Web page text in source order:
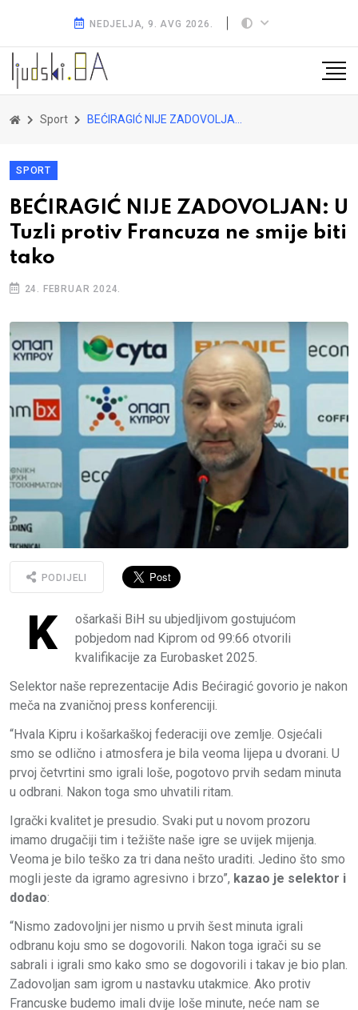
NEDJELJA, 9. AVG 2026.
Sport BEĆIRAGIĆ NIJE ZADOVOLJAN: U Tuzli protiv Francuza ne smije biti tako
SPORT
BEĆIRAGIĆ NIJE ZADOVOLJAN: U
Tuzli protiv Francuza ne smije biti
tako
24. FEBRUAR 2024.
PODIJELI
K
ošarkaši BiH su ubjedljivom gostujućom
pobjedom nad Kiprom od 99:66 otvorili
kvalifikacije za Eurobasket 2025.
Selektor naše reprezentacije Adis Bećiragić govorio je nakon
meča na zvaničnoj press konferenciji.
“Hvala Kipru i košarkaškoj federaciji ove zemlje. Osjećali
smo se odlično i atmosfera je bila veoma lijepa u dvorani. U
prvoj četvrtini smo igrali loše, pogotovo prvih sedam minuta
u odbrani. Nakon toga smo uhvatili ritam.
Igrački kvalitet je presudio. Svaki put u novom prozoru
imamo drugačiji tim i težište naše igre se uvijek mijenja.
Veoma je bilo teško za tri dana nešto uraditi. Jedino što smo
mogli jeste da igramo agresivno i brzo”, kazao je selektor i
dodao:
“Nismo zadovoljni jer nismo u prvih šest minuta igrali
odbranu koju smo se dogovorili. Nakon toga igrači su se
sabrali i igrali smo kako smo se dogovorili i takav je bio plan.
Zadovoljan sam igrom u nastavku utakmice. Ako protiv
Francuske budemo imali dvije loše minute, neće nam se